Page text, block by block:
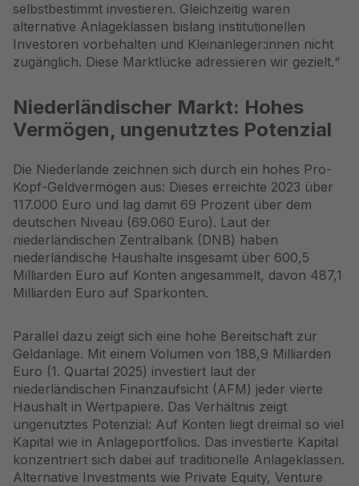
selbstbestimmt investieren. Gleichzeitig waren
alternative Anlageklassen bislang institutionellen
Investoren vorbehalten und Kleinanleger:innen nicht
zugänglich. Diese Marktlücke adressieren wir gezielt.“
Niederländischer Markt: Hohes
Vermögen, ungenutztes Potenzial
Die Niederlande zeichnen sich durch ein hohes Pro-
Kopf-Geldvermögen aus: Dieses erreichte 2023 über
117.000 Euro und lag damit 69 Prozent über dem
deutschen Niveau (69.060 Euro). Laut der
niederländischen Zentralbank (DNB) haben
niederländische Haushalte insgesamt über 600,5
Milliarden Euro auf Konten angesammelt, davon 487,1
Milliarden Euro auf Sparkonten.
Parallel dazu zeigt sich eine hohe Bereitschaft zur
Geldanlage. Mit einem Volumen von 188,9 Milliarden
Euro (1. Quartal 2025) investiert laut der
niederländischen Finanzaufsicht (AFM) jeder vierte
Haushalt in Wertpapiere. Das Verhältnis zeigt
ungenutztes Potenzial: Auf Konten liegt dreimal so viel
Kapital wie in Anlageportfolios. Das investierte Kapital
konzentriert sich dabei auf traditionelle Anlageklassen.
Alternative Investments wie Private Equity, Venture